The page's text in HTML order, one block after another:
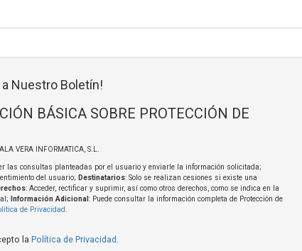
a Nuestro Boletín!
BÁSICA SOBRE PROTECCIÓN DE
VERA INFORMATICA, S.L.
las consultas planteadas por el usuario y enviarle la información solicitada;
del usuario; Destinatarios: Solo se realizan cesiones si existe una
: Acceder, rectificar y suprimir, así como otros derechos, como se indica en la
Información Adicional : Puede consultar la información completa de Protección de
de Privacidad.
la Política de Privacidad .